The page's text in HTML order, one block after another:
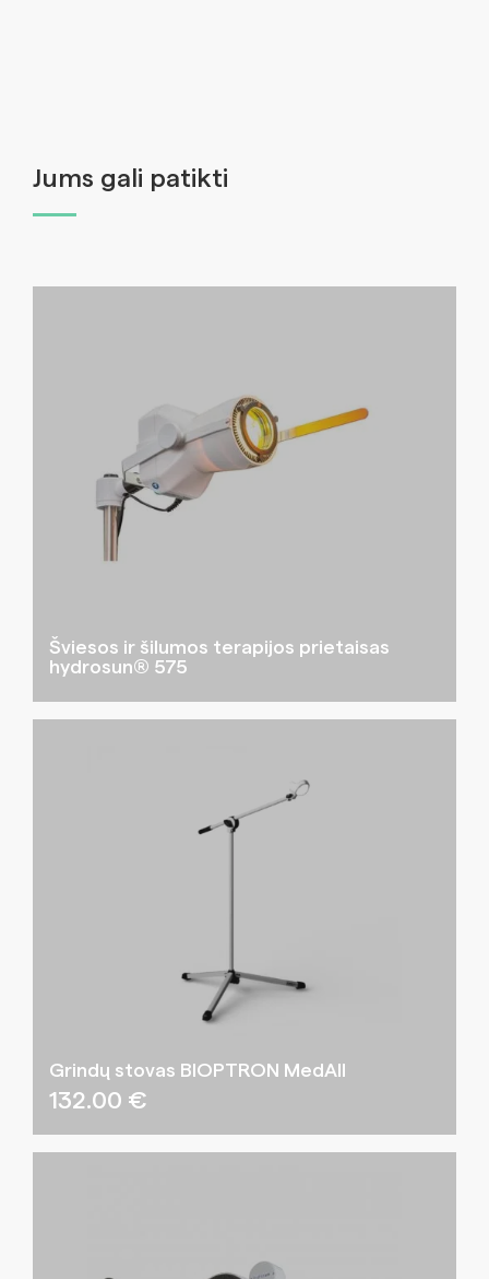
Jums gali patikti
Šviesos ir šilumos terapijos prietaisas
hydrosun® 575
Grindų stovas BIOPTRON MedAll
132.00 €